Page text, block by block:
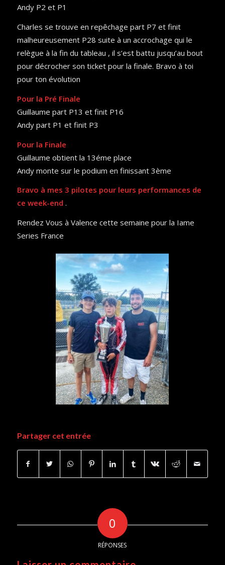
Andy P2 et P1
Charles se trouve en repêchage part P7 et finit
malheureusement P28 suite à un accrochage qui le
relègue à la fin du tableau , il s’est battu jusqu’au bout
pour décrocher son ticket pour la finale. Bravo à toi
pour ton évolution
Pour la Pré Finale
Guillaume part P13 et finit P16
Andy part P1 et finit P3
Pour la Finale
Guillaume obtient la 13éme place
Andy monte sur le podium en finissant 3ème
Bravo à mes 3 pilotes pour leurs performances de
ce week-end .
Rendez Vous à Valence cette semaine pour la Iame
Series France
Partager cet entrée
0
RÉPONSES